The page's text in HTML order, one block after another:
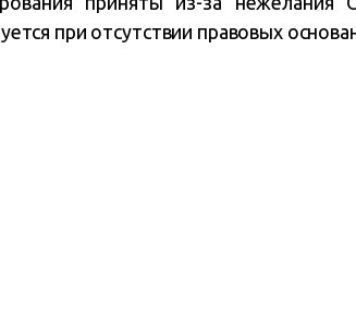
при отсутствии правовых